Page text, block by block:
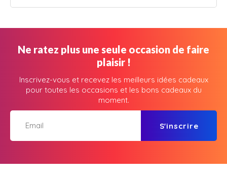
Ne ratez plus une seule occasion de faire
plaisir !
Inscrivez-vous et recevez les meilleurs idées cadeaux
pour toutes les occasions et les bons cadeaux du
moment.
S'inscrire